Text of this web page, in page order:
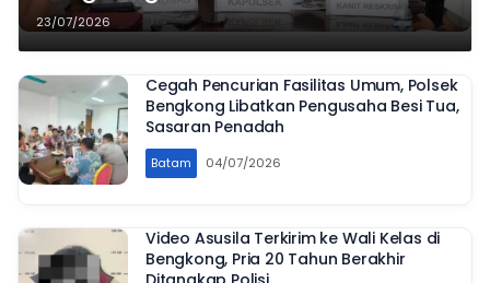
Pengeroyokan
23/07/2026
Cegah Pencurian Fasilitas Umum, Polsek
Bengkong Libatkan Pengusaha Besi Tua,
Sasaran Penadah
Batam 04/07/2026
Video Asusila Terkirim ke Wali Kelas di
Bengkong, Pria 20 Tahun Berakhir